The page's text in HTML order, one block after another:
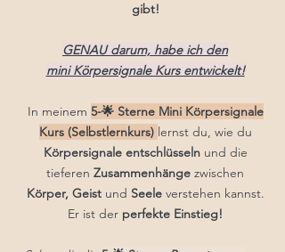
gibt!
GENAU darum, habe ich den
mini Körpersignale Kurs entwickelt!
In meinem 5-🌟 Sterne Mini Körpersignale
Kurs (Selbstlernkurs) lernst du, wie du
Körpersignale entschlüsselnund die
tieferen Zusammenhänge zwischen
Körper, Geistund Seeleverstehen kannst.
Er ist der perfekte Einstieg!